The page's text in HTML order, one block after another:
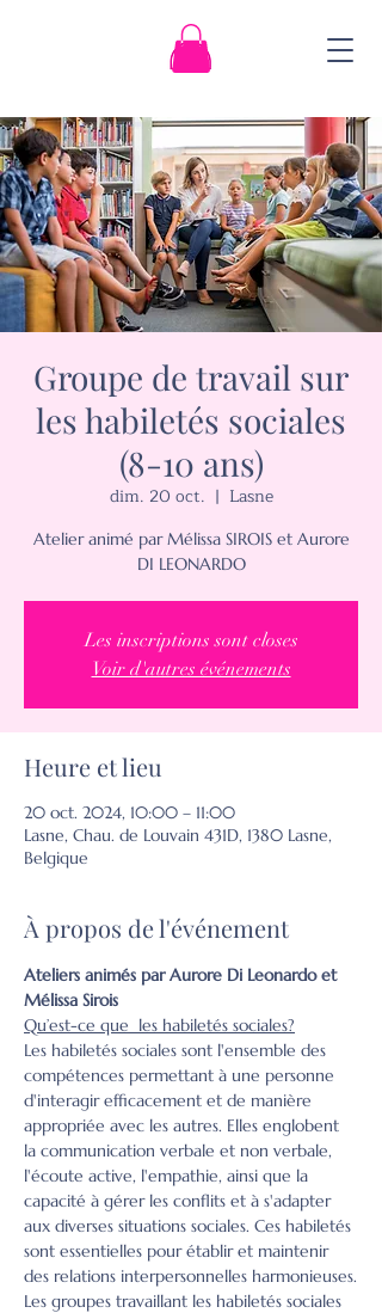
Groupe de travail sur
les habiletés sociales
(8-10 ans)
dim. 20 oct.
  |
Lasne
Atelier animé par Mélissa SIROIS et Aurore
DI LEONARDO
Les inscriptions sont closes
Voir d'autres événements
Heure et lieu
20 oct. 2024, 10:00 – 11:00
Lasne, Chau. de Louvain 431D, 1380 Lasne,
Belgique
À propos de l'événement
Ateliers animés par Aurore Di Leonardo et
Mélissa Sirois
Qu’est-ce que  les habiletés sociales?
Les habiletés sociales sont l'ensemble des
compétences permettant à une personne
d'interagir efficacement et de manière
appropriée avec les autres. Elles englobent
la communication verbale et non verbale,
l'écoute active, l'empathie, ainsi que la
capacité à gérer les conflits et à s'adapter
aux diverses situations sociales. Ces habiletés
sont essentielles pour établir et maintenir
des relations interpersonnelles harmonieuses.
Les groupes travaillant les habiletés sociales